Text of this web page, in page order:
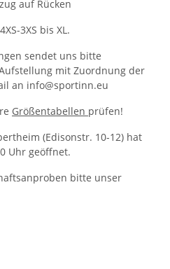
auf Rücken
3XS bis XL.
sendet uns bitte
mit Zuordnung der
an info@sportinn.eu
Größentabellen prüfen!
(Edisonstr. 10-12) hat
Uhr geöffnet.
bitte unser